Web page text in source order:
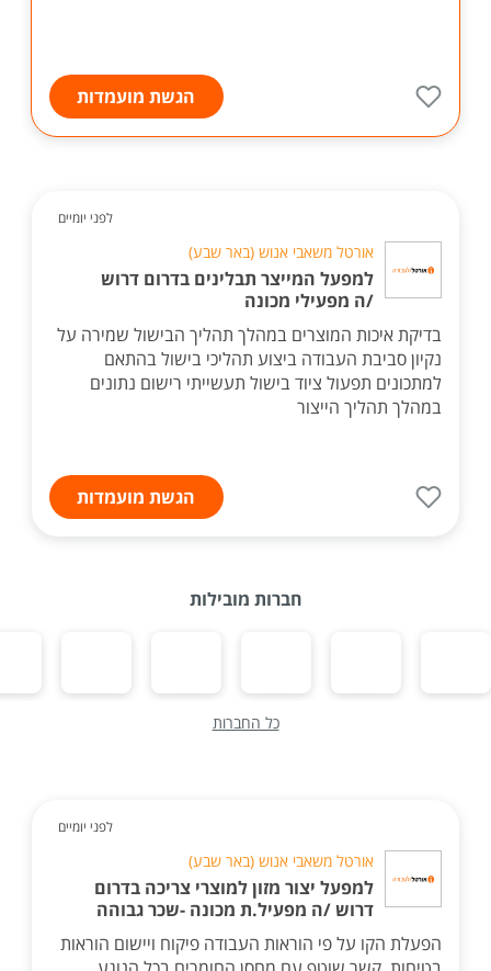
הגשת מועמדות
לפני יומיים
אורטל משאבי אנוש (באר שבע)
למפעל המייצר תבלינים בדרום דרוש
/ה מפעילי מכונה
בדיקת איכות המוצרים במהלך תהליך הבישול שמירה על
נקיון סביבת העבודה ביצוע תהליכי בישול בהתאם
למתכונים תפעול ציוד בישול תעשייתי רישום נתונים
במהלך תהליך הייצור
הגשת מועמדות
חברות מובילות
כל החברות
לפני יומיים
אורטל משאבי אנוש (באר שבע)
למפעל יצור מזון למוצרי צריכה בדרום
דרוש /ה מפעיל.ת מכונה -שכר גבוהה
הפעלת הקו על פי הוראות העבודה פיקוח ויישום הוראות